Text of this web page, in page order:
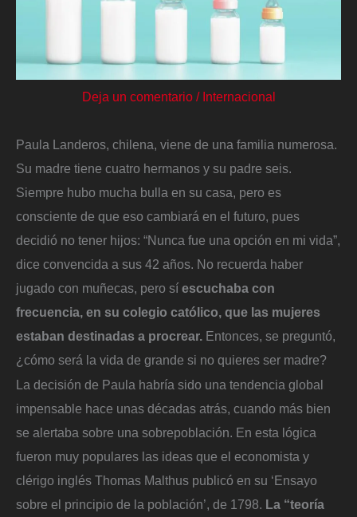
Deja un comentario / Internacional
Paula Landeros, chilena, viene de una familia numerosa.
Su madre tiene cuatro hermanos y su padre seis.
Siempre hubo mucha bulla en su casa, pero es
consciente de que eso cambiará en el futuro, pues
decidió no tener hijos: “Nunca fue una opción en mi vida”,
dice convencida a sus 42 años. No recuerda haber
jugado con muñecas, pero sí escuchaba con
frecuencia, en su colegio católico, que las mujeres
estaban destinadas a procrear. Entonces, se preguntó,
¿cómo será la vida de grande si no quieres ser madre?
La decisión de Paula habría sido una tendencia global
impensable hace unas décadas atrás, cuando más bien
se alertaba sobre una sobrepoblación. En esta lógica
fueron muy populares las ideas que el economista y
clérigo inglés Thomas Malthus publicó en su ‘Ensayo
sobre el principio de la población’, de 1798. La “teoría